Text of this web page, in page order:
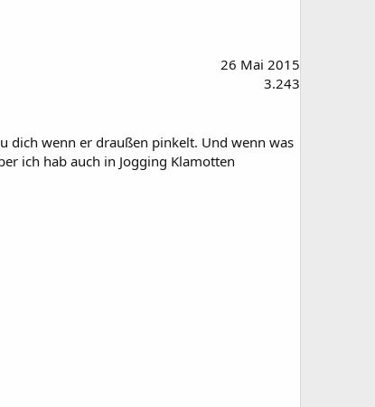
26 Mai 2015
3.243
dich wenn er draußen pinkelt. Und wenn was
ich hab auch in Jogging Klamotten